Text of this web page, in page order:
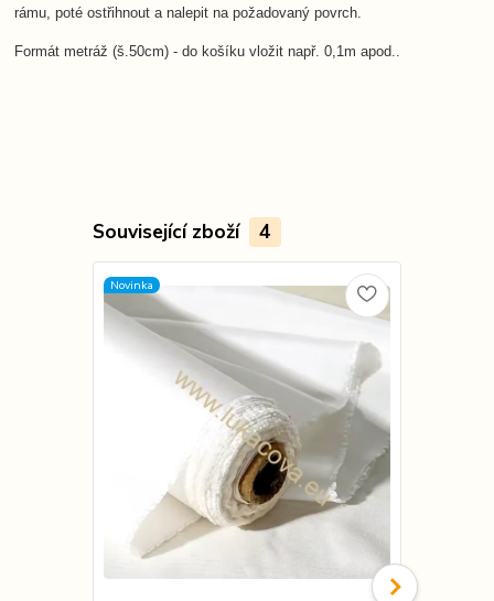
rámu, poté ostřihnout a nalepit na požadovaný povrch.
Formát metráž (š.50cm) - do košíku vložit např. 0,1m apod..
Související zboží 4
Novinka